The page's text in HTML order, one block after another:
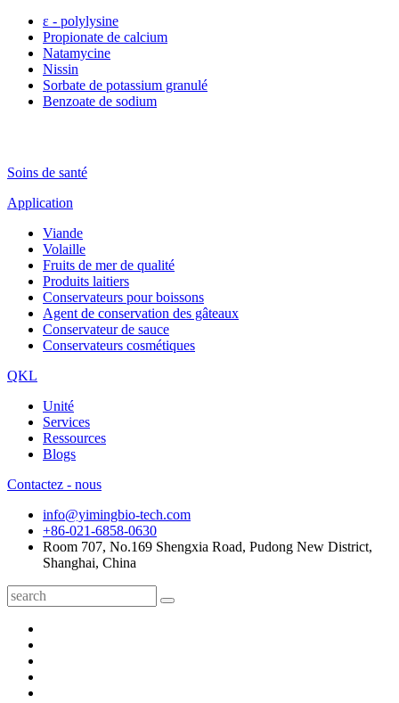
ε - polylysine
Propionate de calcium
Natamycine
Nissin
Sorbate de potassium granulé
Benzoate de sodium
Soins de santé
Application
Viande
Volaille
Fruits de mer de qualité
Produits laitiers
Conservateurs pour boissons
Agent de conservation des gâteaux
Conservateur de sauce
Conservateurs cosmétiques
QKL
Unité
Services
Ressources
Blogs
Contactez - nous
info@yimingbio-tech.com
+86-021-6858-0630
Room 707, No.169 Shengxia Road, Pudong New District,
Shanghai, China